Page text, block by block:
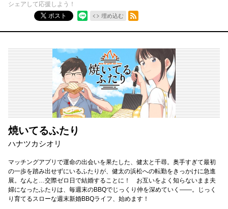
シェアして応援しよう！
ポスト
埋め込む
RSSフィード
焼いてるふたり
ハナツカシオリ
マッチングアプリで運命の出会いを果たした、健太と千尋。奥手すぎて最初
の一歩を踏み出せずにいるふたりが、健太の浜松への転勤をきっかけに急進
展。なんと…交際ゼロ日で結婚することに！ お互いをよく知らないまま夫
婦になったふたりは、毎週末のBBQでじっくり仲を深めていく――。じっく
り育てるスローな週末新婚BBQライフ、始めます！